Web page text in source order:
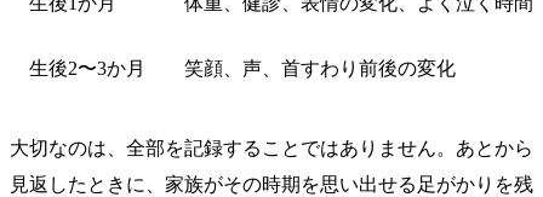
生後2〜3か月 笑顔、声、首すわり前後の変化
大切なのは、全部を記録することではありません。あとから
見返したときに、家族がその時期を思い出せる足がかりを残